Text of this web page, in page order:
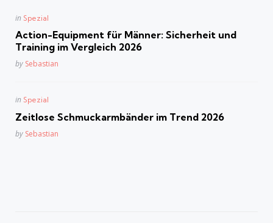
Posted
in
in Spezial
Action-Equipment für Männer: Sicherheit und
Training im Vergleich 2026
Posted
by Sebastian
Posted
in Spezial
Zeitlose Schmuckarmbänder im Trend 2026
Posted
by Sebastian